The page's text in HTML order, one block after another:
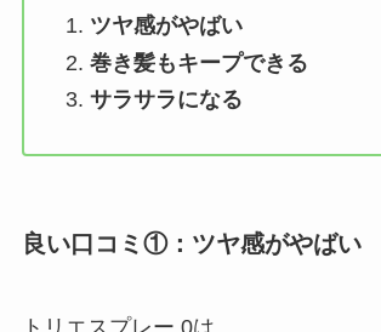
ツヤ感がやばい
巻き髪もキープできる
サラサラになる
良い口コミ①：ツヤ感がやばい